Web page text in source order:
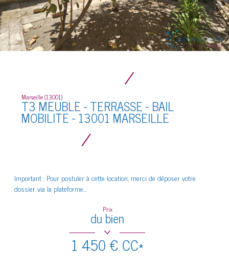
Marseille (13001)
T3 MEUBLE - TERRASSE - BAIL
MOBILITE - 13001 MARSEILLE
Important : Pour postuler à cette location, merci de déposer votre
dossier via la plateforme...
Prix
du bien
1 450 €CC*